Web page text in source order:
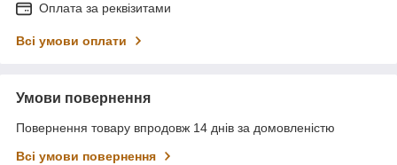
Оплата за реквізитами
Всі умови оплати
Умови повернення
Повернення товару впродовж 14 днів за домовленістю
Всі умови повернення